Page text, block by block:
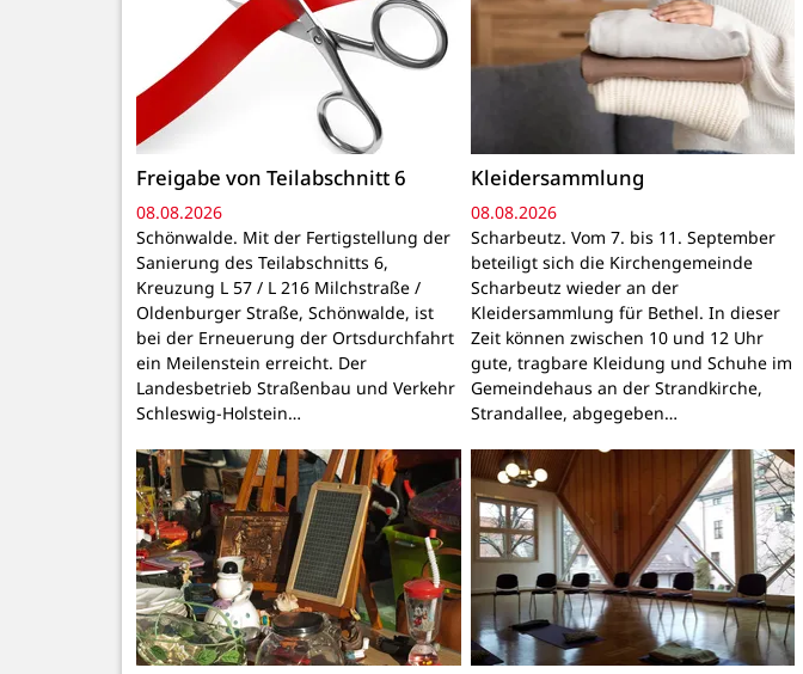
Freigabe von Teilabschnitt 6
08.08.2026
Schönwalde. Mit der Fertigstellung der
Sanierung des Teilabschnitts 6,
Kreuzung L 57 / L 216 Milchstraße /
Oldenburger Straße, Schönwalde, ist
bei der Erneuerung der Ortsdurchfahrt
ein Meilenstein erreicht. Der
Landesbetrieb Straßenbau und Verkehr
Schleswig-Holstein…
Kleidersammlung
08.08.2026
Scharbeutz. Vom 7. bis 11. September
beteiligt sich die Kirchengemeinde
Scharbeutz wieder an der
Kleidersammlung für Bethel. In dieser
Zeit können zwischen 10 und 12 Uhr
gute, tragbare Kleidung und Schuhe im
Gemeindehaus an der Strandkirche,
Strandallee, abgegeben…